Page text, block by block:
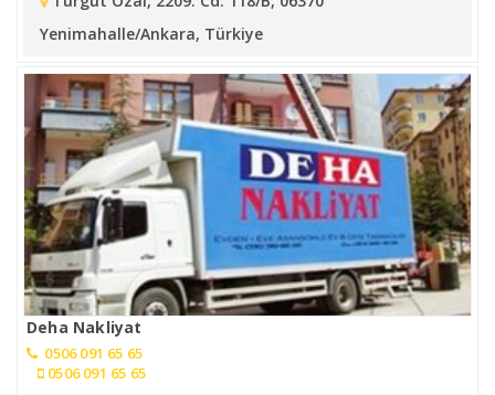
Yenimahalle/Ankara, Türkiye
Deha Nakliyat
0506 091 65 65
0506 091 65 65